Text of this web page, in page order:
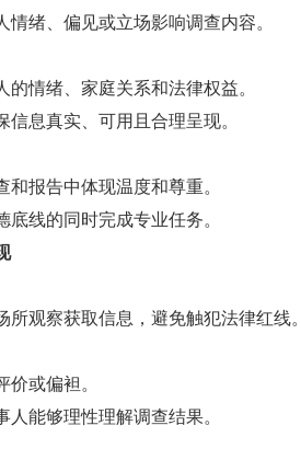
绪、偏见或立场影响调查内容。
情绪、家庭关系和法律权益。
息真实、可用且合理呈现。
报告中体现温度和尊重。
线的同时完成专业任务。
观察获取信息，避免触犯法律红线。
或偏袒。
能够理性理解调查结果。